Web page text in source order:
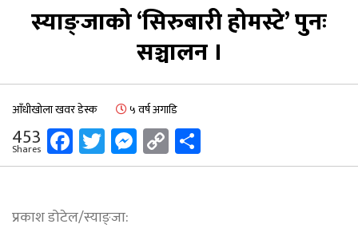
स्याङ्जाको ‘सिरुबारी होमस्टे’ पुनः
सञ्चालन ।
आँधीखोला खवर डेस्क ५ वर्ष अगाडि
453
Shares Facebook
Twitter
Messenger
Copy
Link
प्रकाश डोटेल/स्याङ्जा: